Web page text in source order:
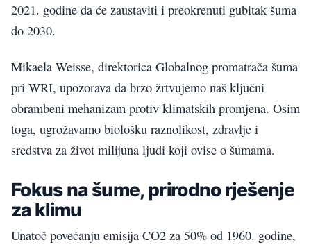
2021. godine da će zaustaviti i preokrenuti gubitak šuma
do 2030.
Mikaela Weisse, direktorica Globalnog promatrača šuma
pri WRI, upozorava da brzo žrtvujemo naš ključni
obrambeni mehanizam protiv klimatskih promjena. Osim
toga, ugrožavamo biološku raznolikost, zdravlje i
sredstva za život milijuna ljudi koji ovise o šumama.
Fokus na šume, prirodno rješenje
za klimu
Unatoč povećanju emisija CO2 za 50% od 1960. godine,